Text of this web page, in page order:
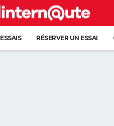
ESSAIS RÉSERVER UN ESSAI